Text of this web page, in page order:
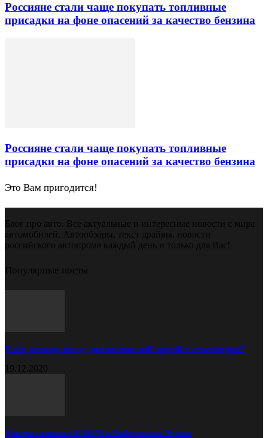
Россияне стали чаще покупать топливные
присадки на фоне опасений за качество бензина
Россияне стали чаще покупать топливные
присадки на фоне опасений за качество бензина
Это Вам пригодится!
Блог про авто. Все актуальные и интересные новости с мира
автомобилей. Автообзоры, текст драйвы, новости
российского автопрома каждый день и только для Вас!
Популярные посты
В чём разница между диагностической картой и техосмотром?
19.12.2020
Прицеп самосвал КАМАЗ в Набережных Челнах